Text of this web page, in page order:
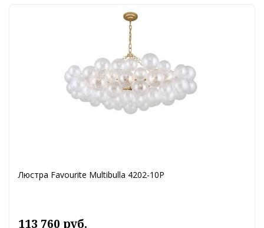
Люстра Favourite Multibulla 4202-10P
113 760 руб.